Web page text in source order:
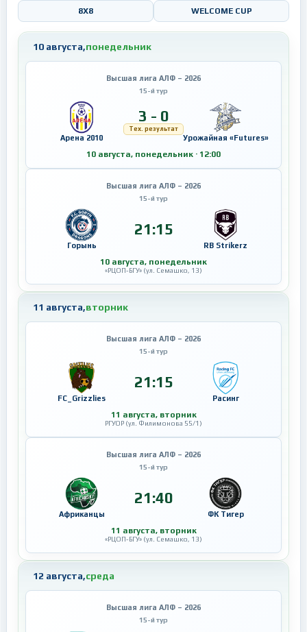
8X8 WELCOME CUP
10 августа,понедельник
Высшая лига АЛФ – 2026
15-й тур
Арена 2010
3 - 0
Тех. результат
Урожайная «Futures»
10 августа, понедельник · 12:00
Высшая лига АЛФ – 2026
15-й тур
Горынь
21:15
RB Strikerz
10 августа, понедельник
«РЦОП-БГУ» (ул. Семашко, 13)
11 августа,вторник
Высшая лига АЛФ – 2026
15-й тур
FC_Grizzlies
21:15
Расинг
11 августа, вторник
РГУОР (ул. Филимонова 55/1)
Высшая лига АЛФ – 2026
15-й тур
Африканцы
21:40
ФК Тигер
11 августа, вторник
«РЦОП-БГУ» (ул. Семашко, 13)
12 августа,среда
Высшая лига АЛФ – 2026
15-й тур